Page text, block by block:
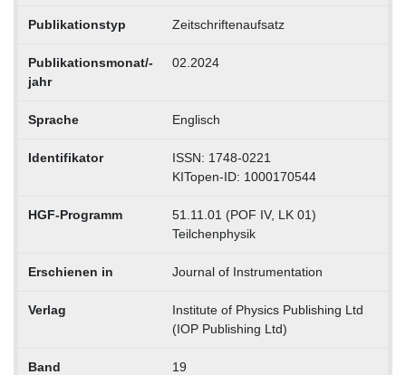
Publikationstyp Zeitschriftenaufsatz
Publikationsmonat/-
jahr
02.2024
Sprache Englisch
Identifikator
ISSN: 1748-0221
KITopen-ID: 1000170544
HGF-Programm
51.11.01 (POF IV, LK 01)
Teilchenphysik
Erschienen in Journal of Instrumentation
Verlag
Institute of Physics Publishing Ltd
(IOP Publishing Ltd)
Band 19